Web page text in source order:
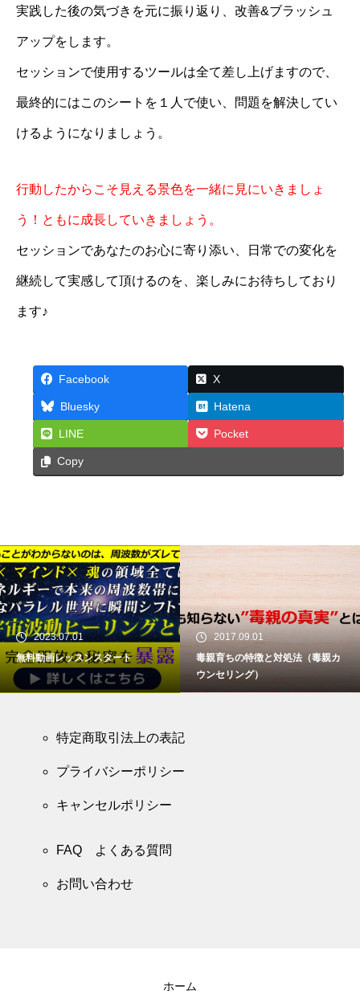
実践した後の気づきを元に振り返り、改善&ブラッシュ
アップをします。
セッションで使用するツールは全て差し上げますので、
最終的にはこのシートを１人で使い、問題を解決してい
けるようになりましょう。
行動したからこそ見える景色を一緒に見にいきましょ
う！ともに成長していきましょう。
セッションであなたのお心に寄り添い、日常での変化を
継続して実感して頂けるのを、楽しみにお待ちしており
ます♪
Facebook X
Bluesky Hatena
LINE Pocket
Copy
2023.07.01
無料動画レッスンスタート
2017.09.01
毒親育ちの特徴と対処法（毒親カ
ウンセリング）
特定商取引法上の表記
プライバシーポリシー
キャンセルポリシー
FAQ よくある質問
お問い合わせ
ホーム